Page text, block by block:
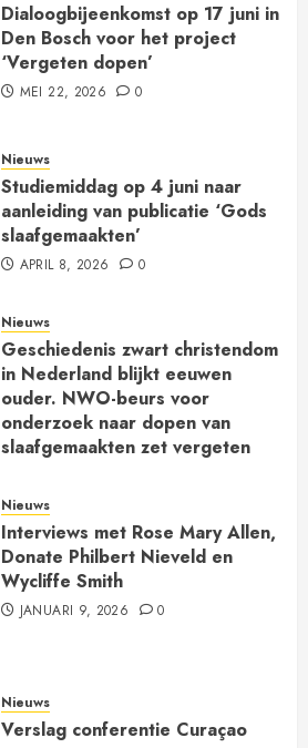
Dialoogbijeenkomst op 17 juni in
Den Bosch voor het project
‘Vergeten dopen’
MEI 22, 2026 0
Nieuws
Studiemiddag op 4 juni naar
aanleiding van publicatie ‘Gods
slaafgemaakten’
APRIL 8, 2026 0
Nieuws
Geschiedenis zwart christendom
in Nederland blijkt eeuwen
ouder. NWO-beurs voor
onderzoek naar dopen van
slaafgemaakten zet vergeten
JANUARI 30, 2026
Nieuws
Interviews met Rose Mary Allen,
Donate Philbert Nieveld en
Wycliffe Smith
JANUARI 9, 2026 0
Nieuws
Verslag conferentie Curaçao